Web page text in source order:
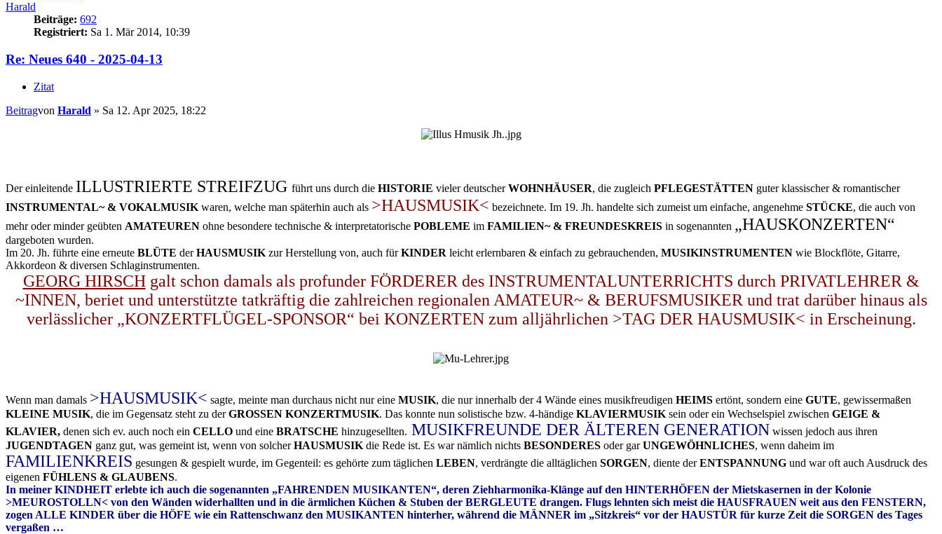
Harald
Beiträge: 692
Registriert: Sa 1. Mär 2014, 10:39
Re: Neues 640 - 2025-04-13
Zitat
Beitragvon Harald » Sa 12. Apr 2025, 18:22
Der einleitende ILLUSTRIERTE STREIFZUG führt uns durch die HISTORIE vieler deutscherWOHNHÄUSER, die zugleich PFLEGESTÄTTEN guter klassischer & romantischer
INSTRUMENTAL~ & VOKALMUSIK waren, welche man späterhin auch als >HAUSMUSIK< bezeichnete. Im 19. Jh. handelte sich zumeist um einfache, angenehme STÜCKE, die auch von
mehr oder minder geübten AMATEUREN ohne besondere technische & interpretatorische POBLEME im FAMILIEN~ & FREUNDESKREIS in sogenannten „HAUSKONZERTEN“
dargeboten wurden.
Im 20. Jh. führte eine erneute BLÜTE derHAUSMUSIK zur Herstellung von, auch fürKINDER leicht erlernbaren & einfach zu gebrauchenden, MUSIKINSTRUMENTEN wie Blockflöte, Gitarre,
Akkordeon & diversen Schlaginstrumenten.
GEORG HIRSCHgalt schon damals als profunder FÖRDERER des INSTRUMENTALUNTERRICHTS durch PRIVATLEHRER &
~INNEN, beriet und unterstützte tatkräftig die zahlreichen regionalen AMATEUR~ & BERUFSMUSIKER und trat darüber hinaus als
verlässlicher „KONZERTFLÜGEL-SPONSOR“ bei KONZERTEN zum alljährlichen >TAG DER HAUSMUSIK< in Erscheinung.
Wenn man damals >HAUSMUSIK< sagte, meinte man durchaus nicht nur eine MUSIK, die nur innerhalb der 4 Wände eines musikfreudigen HEIMS ertönt, sondern eine GUTE, gewissermaßen
KLEINE MUSIK, die im Gegensatz steht zu derGROSSEN KONZERTMUSIK. Das konnte nun solistische bzw. 4-händige KLAVIERMUSIK sein oder ein Wechselspiel zwischen GEIGE &
KLAVIER, denen sich ev. auch noch ein CELLO und eine BRATSCHE hinzugesellten. MUSIKFREUNDE DER ÄLTEREN GENERATION wissen jedoch aus ihren
JUGENDTAGEN ganz gut, was gemeint ist, wenn von solcherHAUSMUSIK die Rede ist. Es war nämlich nichts BESONDERES oder garUNGEWÖHNLICHES, wenn daheim im
FAMILIENKREIS gesungen & gespielt wurde, im Gegenteil: es gehörte zum täglichen LEBEN, verdrängte die alltäglichen SORGEN, diente derENTSPANNUNG und war oft auch Ausdruck des
eigenen FÜHLENS & GLAUBENS.
In meiner KINDHEIT erlebte ich auch die sogenannten „FAHRENDEN MUSIKANTEN“, deren Ziehharmonika-Klänge auf den HINTERHÖFEN der Mietskasernen in der Kolonie
>MEUROSTOLLN< von den Wänden widerhallten und in die ärmlichen Küchen & Stuben der BERGLEUTE drangen. Flugs lehnten sich meist die HAUSFRAUEN weit aus den FENSTERN,
zogen ALLE KINDER über die HÖFE wie ein Rattenschwanz den MUSIKANTEN hinterher, während die MÄNNER im „Sitzkreis“ vor der HAUSTÜR für kurze Zeit die SORGEN des Tages
vergaßen …